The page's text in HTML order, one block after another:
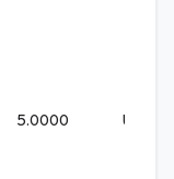
5.0000